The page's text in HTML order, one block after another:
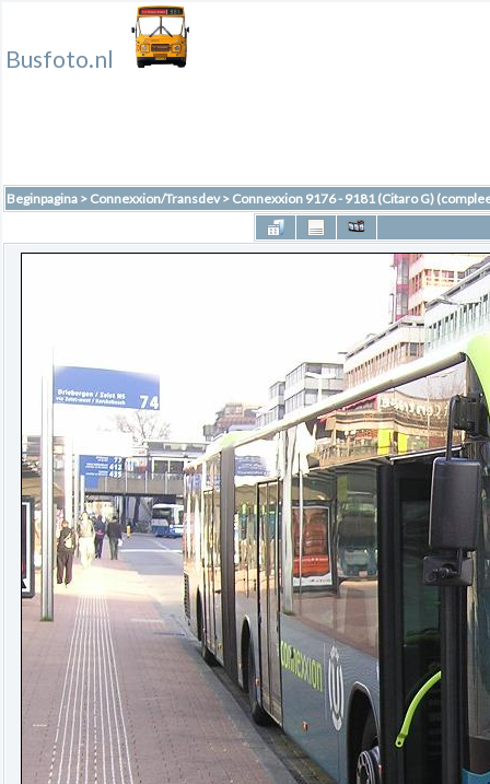
Busfoto.nl
Beginpagina > Connexxion/Transdev> Connexxion 9176 - 9181 (Citaro G)